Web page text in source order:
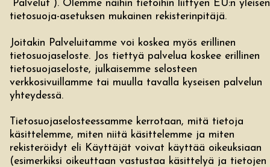
”Palvelut”). Olemme näihin tietoihin liittyen EU:n yleisen
tietosuoja-asetuksen mukainen rekisterinpitäjä.
Joitakin Palveluitamme voi koskea myös erillinen
tietosuojaseloste. Jos tiettyä palvelua koskee erillinen
tietosuojaseloste, julkaisemme selosteen
verkkosivuillamme tai muulla tavalla kyseisen palvelun
yhteydessä.
Tietosuojaselosteessamme kerrotaan, mitä tietoja
käsittelemme, miten niitä käsittelemme ja miten
rekisteröidyt eli Käyttäjät voivat käyttää oikeuksiaan
(esimerkiksi oikeuttaan vastustaa käsittelyä ja tietojen